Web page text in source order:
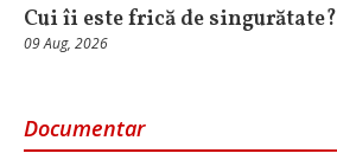
Cui îi este frică de singurătate?
09 Aug, 2026
Documentar